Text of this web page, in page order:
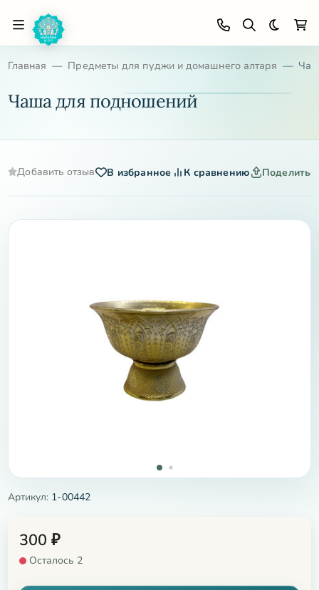
Темная
Главная Предметы для пуджи и домашнего алтаря
Чаша для подношений
Добавить отзыв В избранное К сравнению
Артикул: 1-00442
300 ₽
Осталось 2